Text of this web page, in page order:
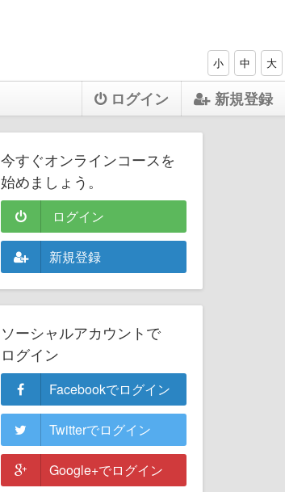
小 中 大
ログイン 新規登録
今すぐオンラインコースを
始めましょう。
ログイン
新規登録
ソーシャルアカウントで
ログイン
Facebookでログイン
Twitterでログイン
Google+でログイン